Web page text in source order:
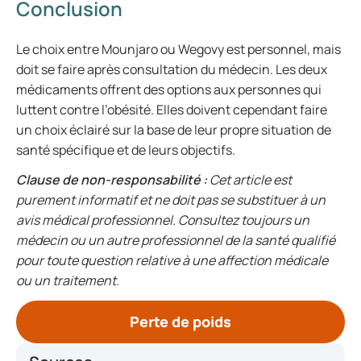
Conclusion
Le choix entre Mounjaro ou Wegovy est personnel, mais
doit se faire après consultation du médecin. Les deux
médicaments offrent des options aux personnes qui
luttent contre l’obésité. Elles doivent cependant faire
un choix éclairé sur la base de leur propre situation de
santé spécifique et de leurs objectifs.
Clause de non-responsabilité :Cet article est
purement informatif et ne doit pas se substituer à un
avis médical professionnel. Consultez toujours un
médecin ou un autre professionnel de la santé qualifié
pour toute question relative à une affection médicale
ou un traitement.
Perte de poids